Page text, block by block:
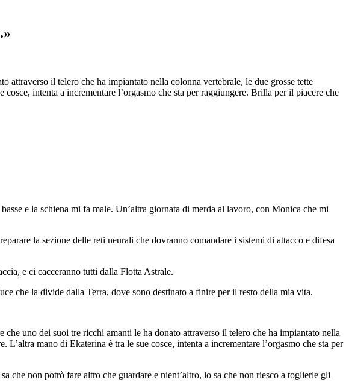
attraverso il telero che ha impiantato nella colonna vertebrale, le due grosse tette
intenta a incrementare l’orgasmo che sta per raggiungere. Brilla per il piacere che
e la schiena mi fa male. Un’altra giornata di merda al lavoro, con Monica che mi
la sezione delle reti neurali che dovranno comandare i sistemi di attacco e difesa
e ci cacceranno tutti dalla Flotta Astrale.
che la divide dalla Terra, dove sono destinato a finire per il resto della mia vita.
uno dei suoi tre ricchi amanti le ha donato attraverso il telero che ha impiantato nella
mano di Ekaterina è tra le sue cosce, intenta a incrementare l’orgasmo che sta per
che non potrò fare altro che guardare e nient’altro, lo sa che non riesco a toglierle gli